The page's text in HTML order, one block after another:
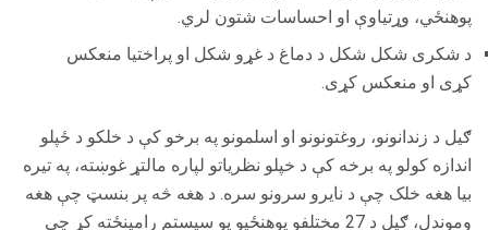
پوهنځي، وړتیاوې او احساسات شتون لري.
د شکری شکل شکل د دماغ د غړو شکل او پراختیا منعکس
کړی او منعکس کړی.
ګیل د زندانونو، روغتونونو او اسلمونو په برخو کې د خلکو د ځپلو
اندازه کولو په برخه کې د خپلو نظریاتو لپاره مالتړ غوښته، په تیره
بیا هغه خلک چې د نایرو سرونو سره. د هغه څه پر بنسټ چې هغه
وموندل، ګیل د 27 مختلفو پوهنځیو یو سیستم رامینځته کړ چې